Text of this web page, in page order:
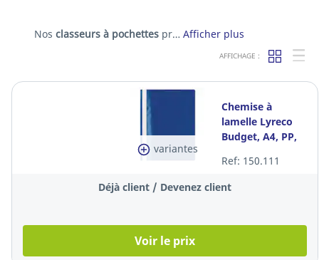
Nos classeurs à pochettes pr… Afficher plus
AFFICHAGE :
variantes
Chemise à
lamelle Lyreco
Budget, A4, PP,
Ref: 150.111
Déjà client / Devenez client
Voir le prix